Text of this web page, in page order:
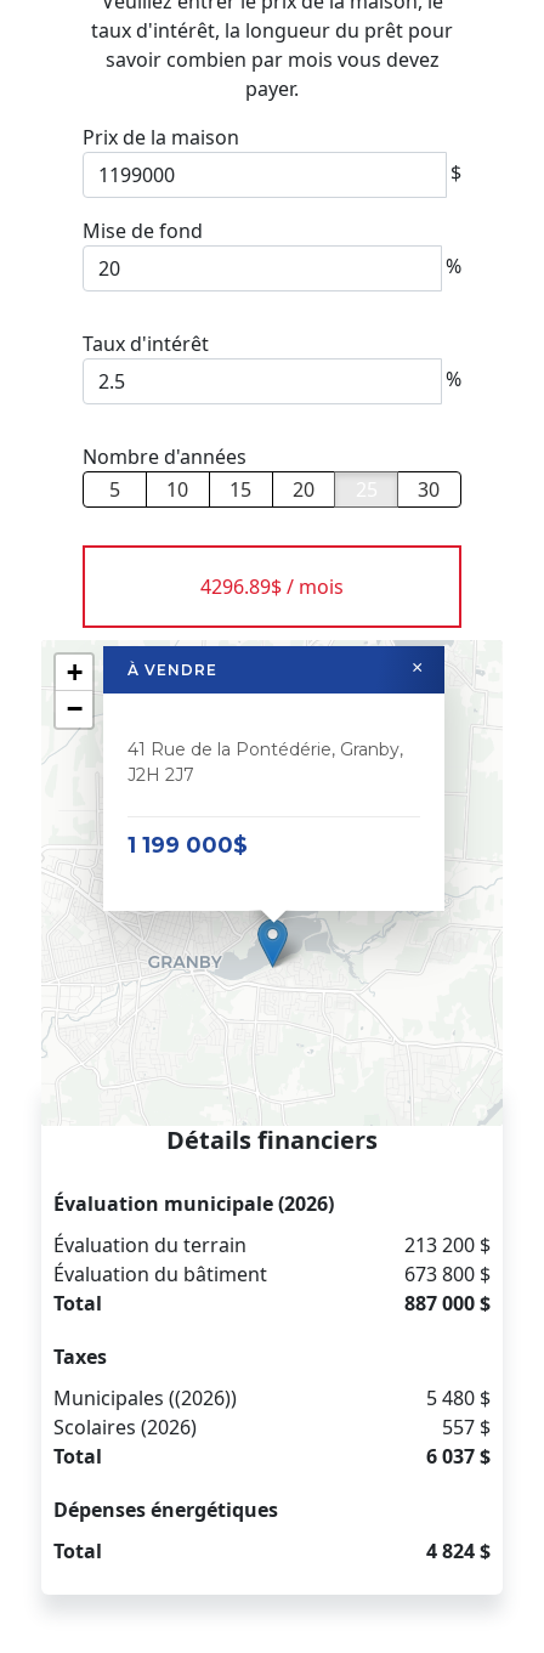
taux d'intérêt, la longueur du prêt pour
savoir combien par mois vous devez
payer.
Prix de la maison
$
Mise de fond
%
Taux d'intérêt
%
Nombre d'années
5
10 15 20 25 30
4296.89$ / mois
À VENDRE
41 Rue de la Pontédérie, Granby,
J2H 2J7
1 199 000$
×
+
−
Détails financiers
Évaluation municipale (2026)
Évaluation du terrain
213 200 $
Évaluation du bâtiment
673 800 $
Total
887 000 $
Taxes
Municipales ((2026))
5 480 $
Scolaires (2026)
557 $
Total
6 037 $
Dépenses énergétiques
Total
4 824 $